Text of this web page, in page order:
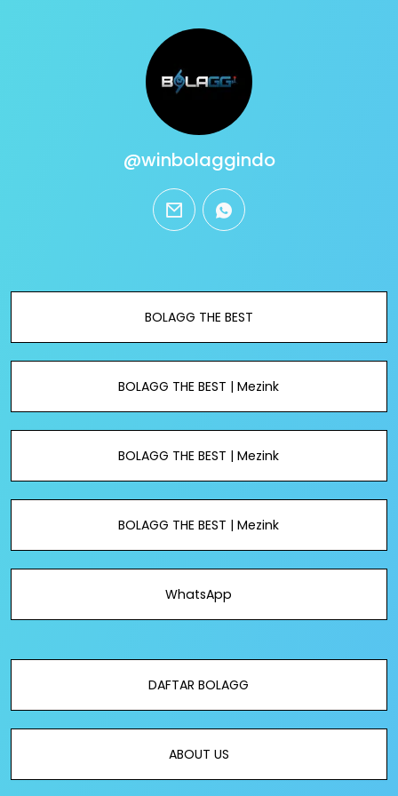
@winbolaggindo
email whatsapp
BOLAGG THE BEST
BOLAGG THE BEST | Mezink
BOLAGG THE BEST | Mezink
BOLAGG THE BEST | Mezink
WhatsApp
DAFTAR BOLAGG
ABOUT US